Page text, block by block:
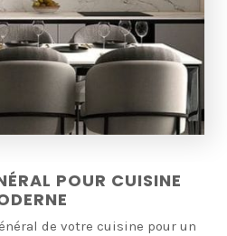
POUR CUISINE
de votre cuisine pour un